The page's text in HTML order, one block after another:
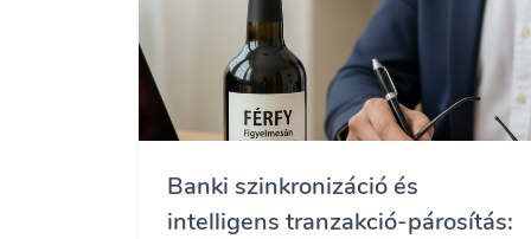
Banki szinkronizáció és
intelligens tranzakció-párosítás: